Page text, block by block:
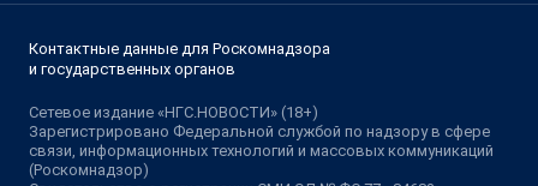
Контактные данные для Роскомнадзора
и государственных органов
Сетевое издание «НГС.НОВОСТИ» (18+)
Зарегистрировано Федеральной службой по надзору в сфере
связи, информационных технологий и массовых коммуникаций
(Роскомнадзор)